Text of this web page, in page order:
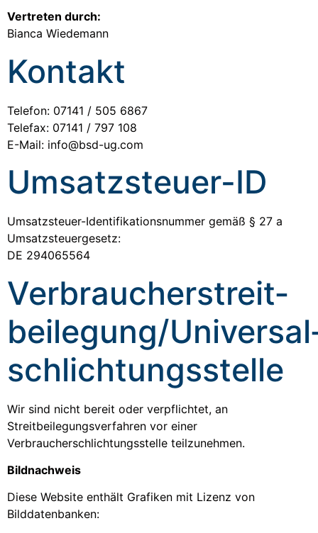
Vertreten durch:
Bianca Wiedemann
Kontakt
Telefon: 07141 / 505 6867
Telefax: 07141 / 797 108
E-Mail: info@bsd-ug.com
Umsatzsteuer-ID
Umsatzsteuer-Identifikationsnummer gemäß § 27 a
Umsatzsteuergesetz:
DE 294065564
Verbraucher­streit­
beilegung/
schlichtungs­stelle
Wir sind nicht bereit oder verpflichtet, an
Streitbeilegungsverfahren vor einer
Verbraucherschlichtungsstelle teilzunehmen.
Bildnachweis
Diese Website enthält Grafiken mit Lizenz von
Bilddatenbanken: